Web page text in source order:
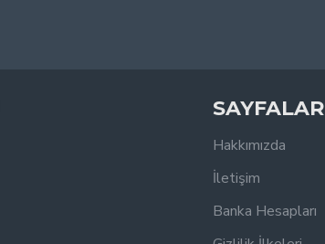
SAYFALAR
Hakkımızda
İletişim
Banka Hesapları